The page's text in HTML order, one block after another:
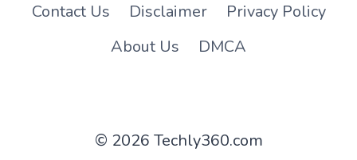
Contact Us Disclaimer
Privacy Policy
About Us
DMCA
© 2026 Techly360.com